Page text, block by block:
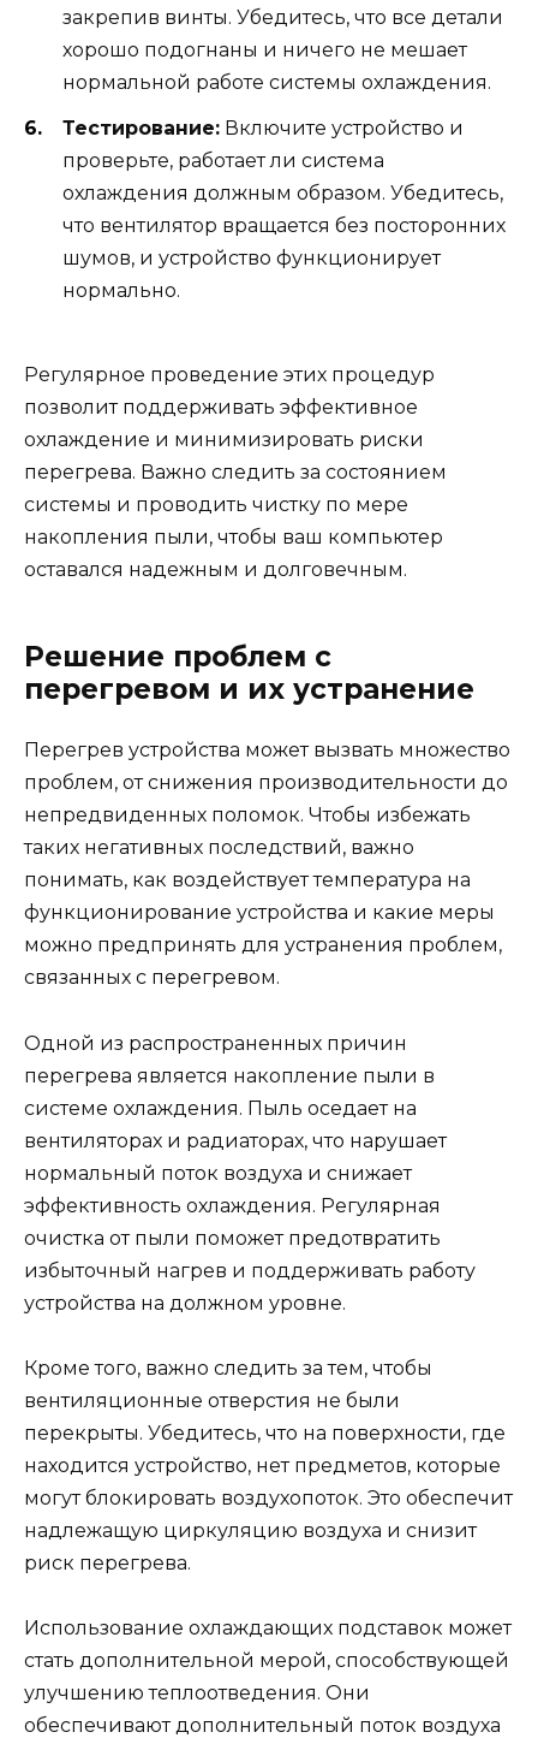
закрепив винты. Убедитесь, что все детали
хорошо подогнаны и ничего не мешает
нормальной работе системы охлаждения.
Тестирование: Включите устройство и
проверьте, работает ли система
охлаждения должным образом. Убедитесь,
что вентилятор вращается без посторонних
шумов, и устройство функционирует
нормально.
Регулярное проведение этих процедур
позволит поддерживать эффективное
охлаждение и минимизировать риски
перегрева. Важно следить за состоянием
системы и проводить чистку по мере
накопления пыли, чтобы ваш компьютер
оставался надежным и долговечным.
Решение проблем с
перегревом и их устранение
Перегрев устройства может вызвать множество
проблем, от снижения производительности до
непредвиденных поломок. Чтобы избежать
таких негативных последствий, важно
понимать, как воздействует температура на
функционирование устройства и какие меры
можно предпринять для устранения проблем,
связанных с перегревом.
Одной из распространенных причин
перегрева является накопление пыли в
системе охлаждения. Пыль оседает на
вентиляторах и радиаторах, что нарушает
нормальный поток воздуха и снижает
эффективность охлаждения. Регулярная
очистка от пыли поможет предотвратить
избыточный нагрев и поддерживать работу
устройства на должном уровне.
Кроме того, важно следить за тем, чтобы
вентиляционные отверстия не были
перекрыты. Убедитесь, что на поверхности, где
находится устройство, нет предметов, которые
могут блокировать воздухопоток. Это обеспечит
надлежащую циркуляцию воздуха и снизит
риск перегрева.
Использование охлаждающих подставок может
стать дополнительной мерой, способствующей
улучшению теплоотведения. Они
обеспечивают дополнительный поток воздуха